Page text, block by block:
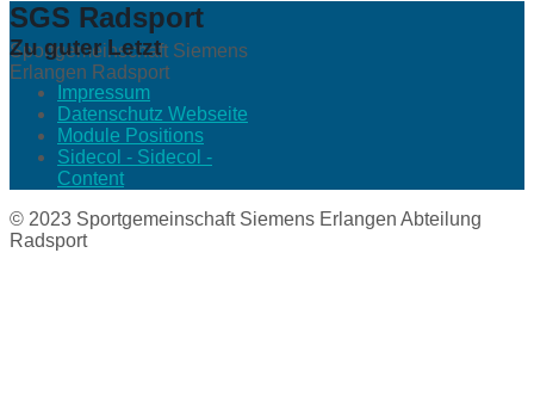
SGS Radsport
Sportgemeinschaft Siemens
Erlangen Radsport
Zu guter Letzt
Impressum
Datenschutz Webseite
Module Positions
Sidecol - Sidecol -
Content
© 2023 Sportgemeinschaft Siemens Erlangen Abteilung
Radsport